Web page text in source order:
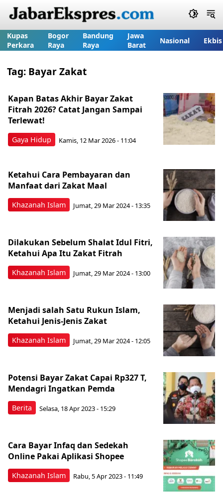
Kupas
Perkara
Bogor
Raya
Bandung
Raya
Jawa
Barat
Nasional Ekbis
Tag: Bayar Zakat
Gaya Hidup
Kapan Batas Akhir Bayar Zakat
Fitrah 2026? Catat Jangan Sampai
Terlewat!
Kamis, 12 Mar 2026 - 11:04
Khazanah Islam
Ketahui Cara Pembayaran dan
Manfaat dari Zakat Maal
Jumat, 29 Mar 2024 - 13:35
Khazanah Islam
Dilakukan Sebelum Shalat Idul Fitri,
Ketahui Apa Itu Zakat Fitrah
Jumat, 29 Mar 2024 - 13:00
Khazanah Islam
Menjadi salah Satu Rukun Islam,
Ketahui Jenis-Jenis Zakat
Jumat, 29 Mar 2024 - 12:05
Berita
Potensi Bayar Zakat Capai Rp327 T,
Mendagri Ingatkan Pemda
Selasa, 18 Apr 2023 - 15:29
Khazanah Islam
Cara Bayar Infaq dan Sedekah
Online Pakai Aplikasi Shopee
Rabu, 5 Apr 2023 - 11:49